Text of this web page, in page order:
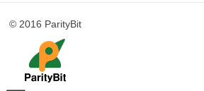
© 2016 ParityBit